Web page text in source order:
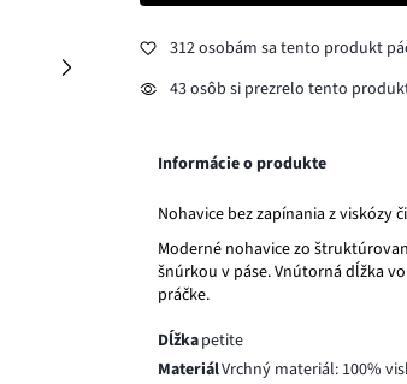
312 osobám sa tento produkt
43 osôb si prezrelo tento
Informácie o produkte
Nohavice bez zapínania z viskózy
Moderné nohavice zo
šnúrkou v páse. Vnútorná dĺžka
práčke.
Dĺžkapetite
MateriálVrchný materiál: 100%